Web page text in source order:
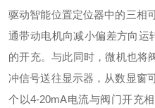
驱动智能位置定位器中的三相
通带动电机向减小偏差方向运
的开充。与此同时，微机也将
冲信号送往显示器，从数显窗
个以4-20mA电流与阀门开充